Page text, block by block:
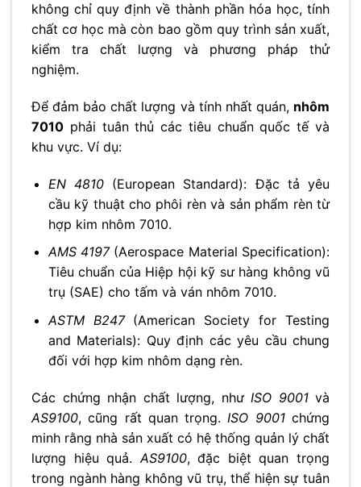
không chỉ quy định về thành phần hóa học, tính
chất cơ học mà còn bao gồm quy trình sản xuất,
kiểm tra chất lượng và phương pháp thử
nghiệm.
Để đảm bảo chất lượng và tính nhất quán, nhôm
7010 phải tuân thủ các tiêu chuẩn quốc tế và
khu vực. Ví dụ:
EN 4810 (European Standard): Đặc tả yêu
cầu kỹ thuật cho phôi rèn và sản phẩm rèn từ
hợp kim nhôm 7010.
AMS 4197(Aerospace Material Specification):
Tiêu chuẩn của Hiệp hội kỹ sư hàng không vũ
trụ (SAE) cho tấm và ván nhôm 7010.
ASTM B247(American Society for Testing
and Materials): Quy định các yêu cầu chung
đối với hợp kim nhôm dạng rèn.
Các chứng nhận chất lượng, như ISO 9001và
AS9100, cũng rất quan trọng. ISO 9001chứng
minh rằng nhà sản xuất có hệ thống quản lý chất
lượng hiệu quả. AS9100, đặc biệt quan trọng
trong ngành hàng không vũ trụ, thể hiện sự tuân